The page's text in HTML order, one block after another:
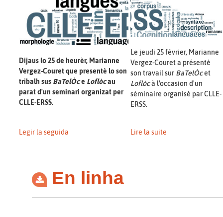
Dijaus lo 25 de heurèr, Marianne
Vergez-Couret que presentè lo son
tribalh sus BaTelÒce Loflòcau
parat d'un seminari organizat per
CLLE-ERSS.
Le jeudi 25 février, Marianne
Vergez-Couret a présenté
son travail sur BaTelÒcet
Loflòcà l'occasion d'un
séminaire organisé par CLLE-
ERSS.
Legir la seguida Lire la suite
En linha